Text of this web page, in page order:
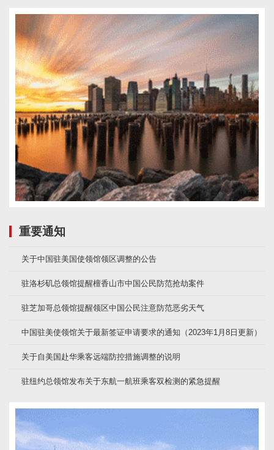
重要通知
关于中国驻美国使领馆领区调整的公告
驻洛杉矶总领馆提醒檀香山市中国公民防范抢劫案件
驻芝加哥总领馆提醒领区中国公民注意防范恶劣天气
中国驻美使领馆关于最新签证申请要求的通知（2023年1月8日更新）
关于自美国赴华乘客远端防控措施调整的说明
驻纽约总领馆发布关于东航一航班乘客双检测的紧急提醒